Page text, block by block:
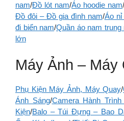
nam/Đồ lót nam/Áo hoodie nam/
Đồ đôi – Đồ gia đình nam/Áo nỉ
đi biển nam/Quần áo nam trung
lớn
Máy Ảnh – Máy
Phụ Kiện Máy Ảnh, Máy Quay/
Ánh Sáng/Camera Hành
Kiện/Balo – Túi Đựng – Bao